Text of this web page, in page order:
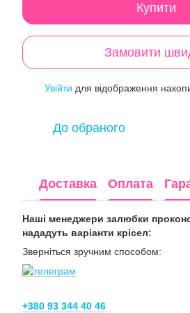
Купити
Замовити
Увійти для відображення
До обраного
Доставка Оплата
Наші менеджери залюбки
нададуть варіанти крісел:
Зверніться зручним способом:
+380 93 344 40 46